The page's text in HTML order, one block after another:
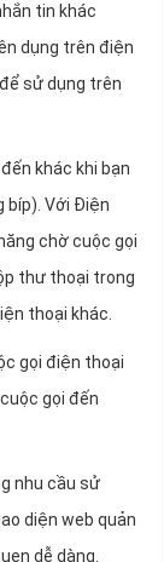
tin khác
dụng trên điện
sử dụng trên
khác khi bạn
bíp). Với Điện
chờ cuộc gọi
thư thoại trong
thoại khác.
gọi điện thoại
gọi đến
nhu cầu sử
diện web quản
dễ dàng.